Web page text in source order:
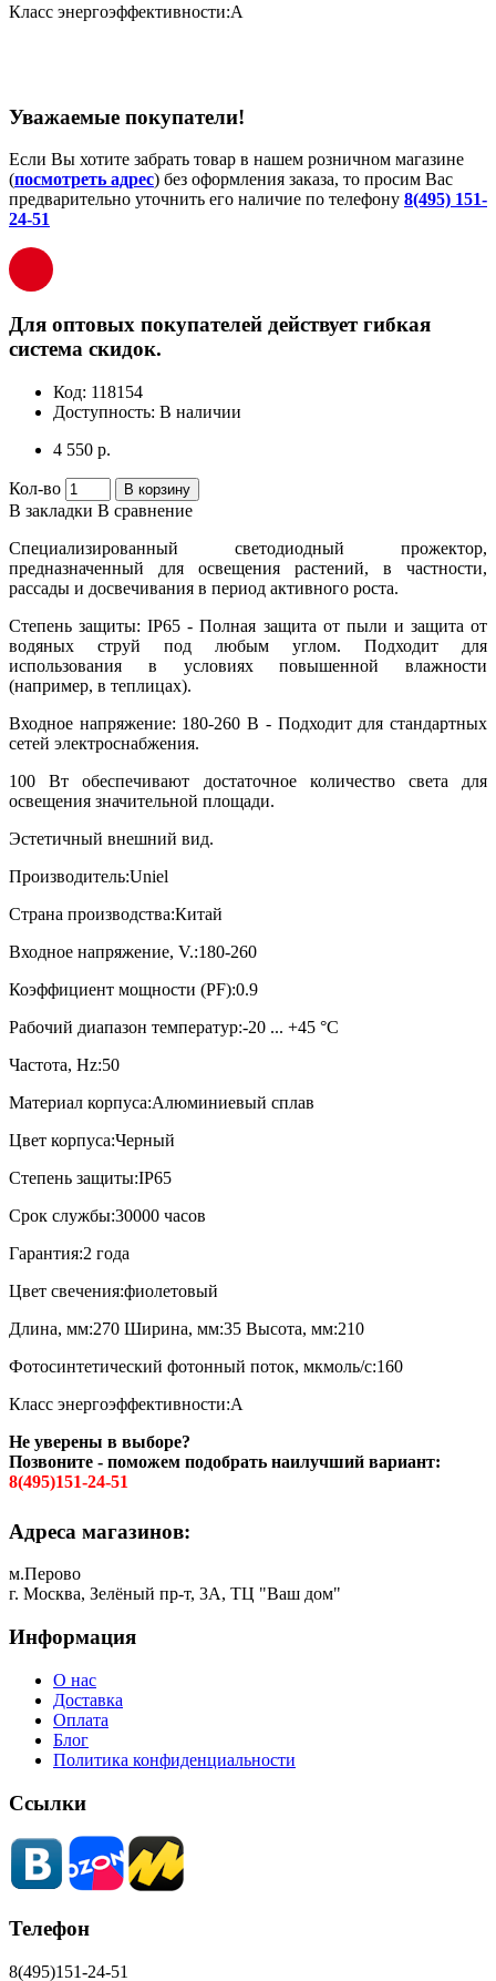
Класс энергоэффективности:A
Уважаемые покупатели!
Если Вы хотите забрать товар в нашем розничном магазине
(посмотреть адрес) без оформления заказа, то просим Вас
предварительно уточнить его наличие по телефону 8(495) 151-
24-51
Для оптовых покупателей действует гибкая
система скидок.
Код: 118154
Доступность: В наличии
4 550 р.
Кол-во В корзину
В закладки В сравнение
Специализированный светодиодный прожектор,
предназначенный для освещения растений, в частности,
рассады и досвечивания в период активного роста.
Степень защиты: IP65 - Полная защита от пыли и защита от
водяных струй под любым углом. Подходит для
использования в условиях повышенной влажности
(например, в теплицах).
Входное напряжение: 180-260 В - Подходит для стандартных
сетей электроснабжения.
100 Вт обеспечивают достаточное количество света для
освещения значительной площади.
Эстетичный внешний вид.
Производитель:Uniel
Страна производства:Китай
Входное напряжение, V.:180-260
Коэффициент мощности (PF):0.9
Рабочий диапазон температур:-20 ... +45 °C
Частота, Hz:50
Материал корпуса:Алюминиевый сплав
Цвет корпуса:Черный
Степень защиты:IP65
Срок службы:30000 часов
Гарантия:2 года
Цвет свечения:фиолетовый
Длина, мм:270 Ширина, мм:35 Высота, мм:210
Фотосинтетический фотонный поток, мкмоль/c:160
Класс энергоэффективности:A
Не уверены в выборе?
Позвоните - поможем подобрать наилучший вариант:
8(495)151-24-51
Адреса магазинов:
м.Перово
г. Москва, Зелёный пр-т, 3А, ТЦ "Ваш дом"
Информация
О нас
Доставка
Оплата
Блог
Политика конфиденциальности
Ссылки
Телефон
8(495)151-24-51